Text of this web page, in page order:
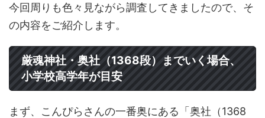
今回周りも色々見ながら調査してきましたので、そ
の内容をご紹介します。
厳魂神社・奥社（1368段）までいく場合、
小学校高学年が目安
まず、こんぴらさんの一番奥にある「奥社（1368